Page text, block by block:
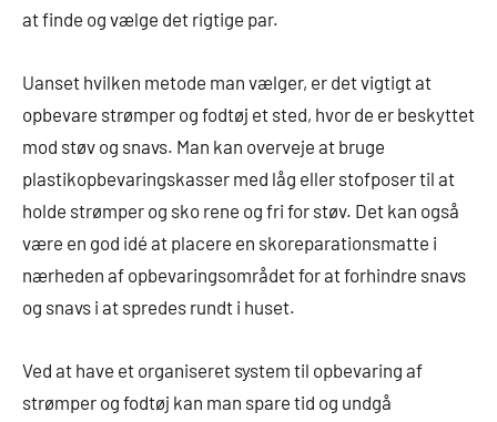
at finde og vælge det rigtige par.
Uanset hvilken metode man vælger, er det vigtigt at
opbevare strømper og fodtøj et sted, hvor de er beskyttet
mod støv og snavs. Man kan overveje at bruge
plastikopbevaringskasser med låg eller stofposer til at
holde strømper og sko rene og fri for støv. Det kan også
være en god idé at placere en skoreparationsmatte i
nærheden af opbevaringsområdet for at forhindre snavs
og snavs i at spredes rundt i huset.
Ved at have et organiseret system til opbevaring af
strømper og fodtøj kan man spare tid og undgå